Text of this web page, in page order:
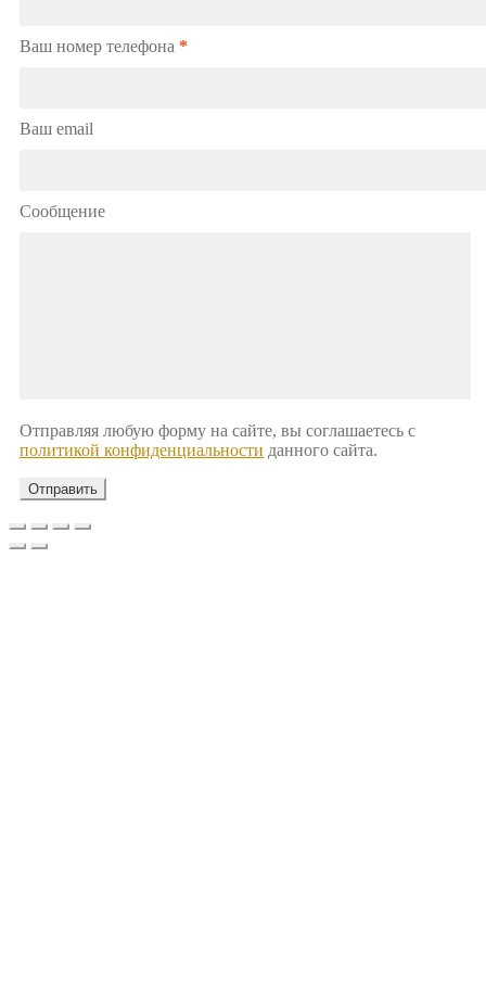
Ваш номер телефона *
Ваш email
Сообщение
Отправляя любую форму на сайте, вы соглашаетесь с
политикой конфиденциальности данного сайта.